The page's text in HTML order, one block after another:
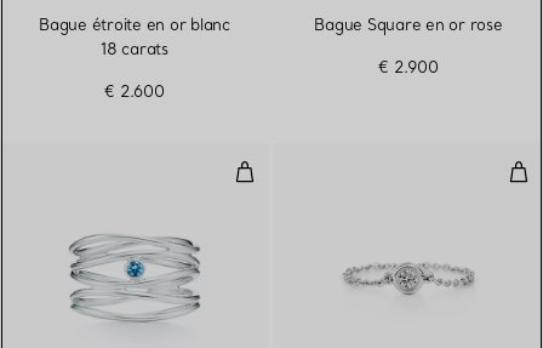
Bague étroite en or blanc
18 carats
€ 2.600
Bague Square en or rose
€ 2.900
Bague Wave